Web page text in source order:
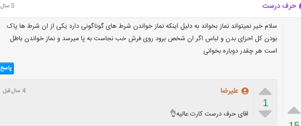
حرف درست 5 سال قبل

سلام خیر نمیتواند نماز بخواند به دلیل اینکه نماز خواندن شرط های گوناگونی دارد یکی از ان شرط ها پاک
بودن کل احزای بدن و لباس اگر ان شخص برود روی فرش خب نجاست به پا میرسد و نماز خواندن باطل
است هر چقدر دوباره بخوانی
پاسخ

1

علیرضا 4 سال قبل
اقای حرف درست کارت عالیه👌